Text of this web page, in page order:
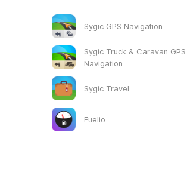
Sygic GPS Navigation
Sygic Truck & Caravan GPS
Navigation
Sygic Travel
Fuelio